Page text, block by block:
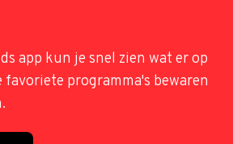
app kun je snel zien wat er op
favoriete programma's bewaren